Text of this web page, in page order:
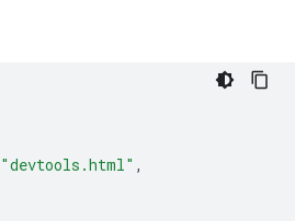
"devtools.html" ,